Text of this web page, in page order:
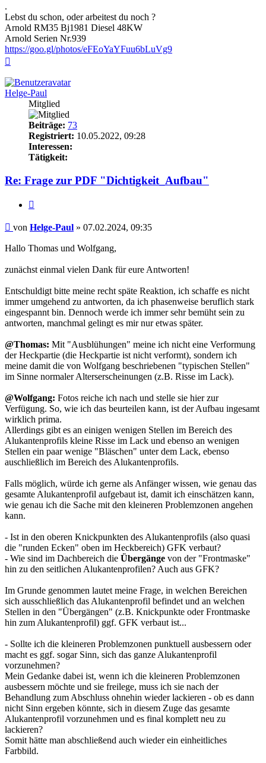
.
Lebst du schon, oder arbeitest du noch ?
Arnold RM35 Bj1981 Diesel 48KW
Arnold Serien Nr.939
https://goo.gl/photos/eFEoYaYFuu6bLuVg9
Helge-Paul
Mitglied
Beiträge: 73
Registriert: 10.05.2022, 09:28
Interessen:
Tätigkeit:
Re: Frage zur PDF "Dichtigkeit_Aufbau"
Beitrag
von Helge-Paul » 07.02.2024, 09:35
Hallo Thomas und Wolfgang,
zunächst einmal vielen Dank für eure Antworten!
Entschuldigt bitte meine recht späte Reaktion, ich schaffe es nicht
immer umgehend zu antworten, da ich phasenweise beruflich stark
eingespannt bin. Dennoch werde ich immer sehr bemüht sein zu
antworten, manchmal gelingt es mir nur etwas später.
@Thomas: Mit "Ausblühungen" meine ich nicht eine Verformung
der Heckpartie (die Heckpartie ist nicht verformt), sondern ich
meine damit die von Wolfgang beschriebenen "typischen Stellen"
im Sinne normaler Alterserscheinungen (z.B. Risse im Lack).
@Wolfgang: Fotos reiche ich nach und stelle sie hier zur
Verfügung. So, wie ich das beurteilen kann, ist der Aufbau ingesamt
wirklich prima.
Allerdings gibt es an einigen wenigen Stellen im Bereich des
Alukantenprofils kleine Risse im Lack und ebenso an wenigen
Stellen ein paar wenige "Bläschen" unter dem Lack, ebenso
auschließlich im Bereich des Alukantenprofils.
Falls möglich, würde ich gerne als Anfänger wissen, wie genau das
gesamte Alukantenprofil aufgebaut ist, damit ich einschätzen kann,
wie genau ich die Sache mit den kleineren Problemzonen angehen
kann.
- Ist in den oberen Knickpunkten des Alukantenprofils (also quasi
die "runden Ecken" oben im Heckbereich) GFK verbaut?
- Wie sind im Dachbereich die Übergänge von der "Frontmaske"
hin zu den seitlichen Alukantenprofilen? Auch aus GFK?
Im Grunde genommen lautet meine Frage, in welchen Bereichen
sich ausschließlich das Alukantenprofil befindet und an welchen
Stellen in den "Übergängen" (z.B. Knickpunkte oder Frontmaske
hin zum Alukantenprofil) ggf. GFK verbaut ist...
- Sollte ich die kleineren Problemzonen punktuell ausbessern oder
macht es ggf. sogar Sinn, sich das ganze Alukantenprofil
vorzunehmen?
Mein Gedanke dabei ist, wenn ich die kleineren Problemzonen
ausbessern möchte und sie freilege, muss ich sie nach der
Behandlung zum Abschluss ohnehin wieder lackieren - ob es dann
nicht Sinn ergeben könnte, sich in diesem Zuge das gesamte
Alukantenprofil vorzunehmen und es final komplett neu zu
lackieren?
Somit hätte man abschließend auch wieder ein einheitliches
Farbbild.